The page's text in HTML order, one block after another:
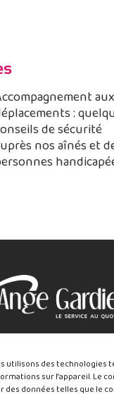
utilisons des technologies
sur l'appareil. Le
données telles que le
aux
:
de sécurité
nos aînés et